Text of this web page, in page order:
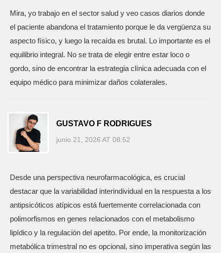
Mira, yo trabajo en el sector salud y veo casos diarios donde
el paciente abandona el tratamiento porque le da vergüenza su
aspecto físico, y luego la recaída es brutal. Lo importante es el
equilibrio integral. No se trata de elegir entre estar loco o
gordo, sino de encontrar la estrategia clínica adecuada con el
equipo médico para minimizar daños colaterales.
GUSTAVO F RODRIGUES
junio 21, 2026 AT 08:52
Desde una perspectiva neurofarmacológica, es crucial
destacar que la variabilidad interindividual en la respuesta a los
antipsicóticos atípicos está fuertemente correlacionada con
polimorfismos en genes relacionados con el metabolismo
lipídico y la regulación del apetito. Por ende, la monitorización
metabólica trimestral no es opcional, sino imperativa según las